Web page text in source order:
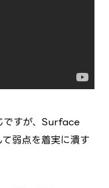
ですが、Surface
弱点を着実に潰す